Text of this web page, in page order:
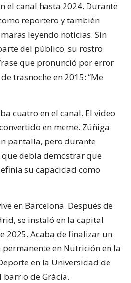
el canal hasta 2024. Durante
reportero y también
leyendo noticias. Sin
del público, su rostro
que pronunció por error
trasnoche en 2015: “Me
cuatro en el canal. El video
en meme. Zúñiga
pantalla, pero durante
debía demostrar que
su capacidad como
en Barcelona. Después de
se instaló en la capital
2025. Acaba de finalizar un
en Nutrición en la
en la Universidad de
barrio de Gràcia.